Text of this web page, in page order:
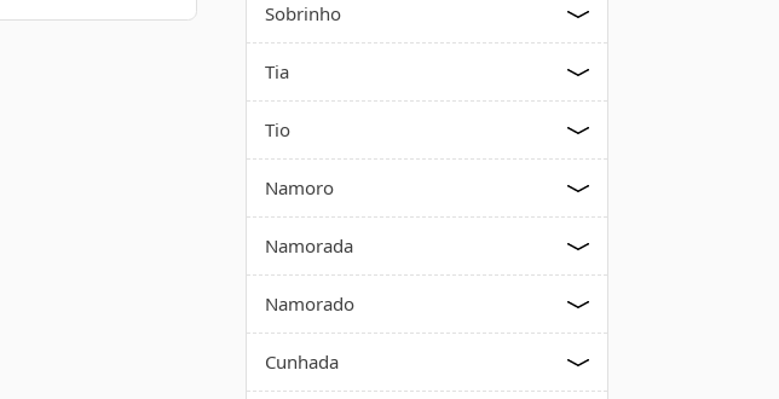
Sobrinho
Tia
Tio
Namoro
Namorada
Namorado
Cunhada